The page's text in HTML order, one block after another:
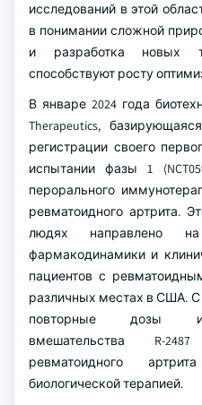
исследований в этой
в понимании сложной
и разработка новых
способствуют росту
В январе 2024 года
Therapeutics,
регистрации своего
испытании фазы 1
перорального
ревматоидного артрита.
людях направлено на
фармакодинамики и
пациентов с
различных местах в США.
повторные дозы
вмешательства R-
ревматоидного
биологической терапией.